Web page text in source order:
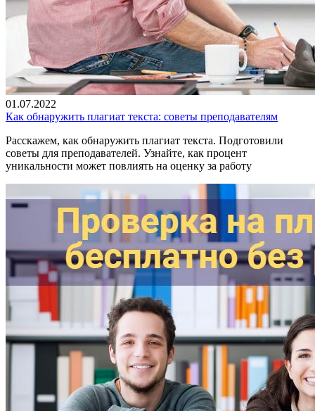
01.07.2022
Как обнаружить плагиат текста: советы преподавателям
Расскажем, как обнаружить плагиат текста. Подготовили
советы для преподавателей. Узнайте, как процент
уникальности может повлиять на оценку за работу